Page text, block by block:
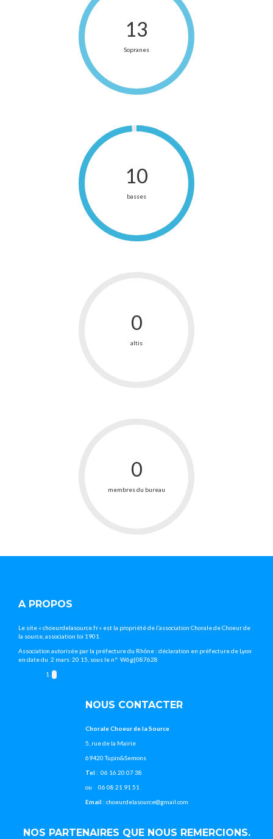
13
Sopranes
11
basses
12
altis
0
membres du bureau
A PROPOS
Le site « choeurdelasource.fr » est la propriété de l’association Chorale de Choeur de
la source, association loi 1901 .
Association autorisée par la préfecture du Rhône : déclaration en préfecture de Lyon
en date du 2 mars 20 15, sous le n° W6g{087628
NOUS CONTACTER
Chorale Choeur de la Source
5, rue de la Mairie
69420 Tupin&Semons
Tel : 06 16 20 07 38
ou 06 08 21 91 51
Email : choeurdelasource@gmail.com
NOS PARTENAIRES QUE NOUS REMERCIONS.